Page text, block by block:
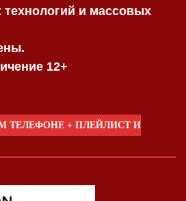
и массовых
12+
ТЕЛЕФОНЕ + ПЛЕЙЛИСТ И